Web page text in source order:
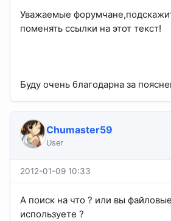
Уважаемые
поменять ссылки на этот текст!
Буду очень благодарна за
Chumaster59
User
2012-01-09 10:33
А поиск на что ? или вы
используете ?